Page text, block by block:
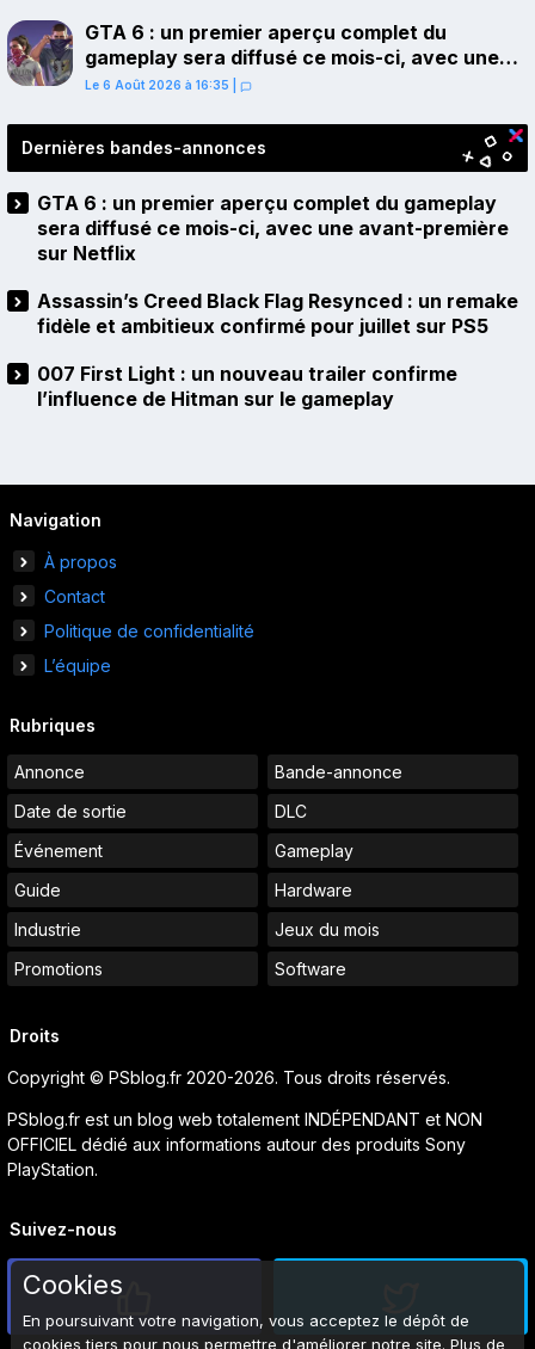
GTA 6 : un premier aperçu complet du
gameplay sera diffusé ce mois-ci, avec une
avant-première sur Netflix
Le 6 Août 2026 à 16:35
Dernières bandes-annonces
GTA 6 : un premier aperçu complet du gameplay
sera diffusé ce mois-ci, avec une avant-première
sur Netflix
Assassin’s Creed Black Flag Resynced : un remake
fidèle et ambitieux confirmé pour juillet sur PS5
007 First Light : un nouveau trailer confirme
l’influence de Hitman sur le gameplay
Navigation
À propos
Contact
Politique de confidentialité
L’équipe
Rubriques
Annonce
Bande-annonce
Date de sortie
DLC
Événement
Gameplay
Guide
Hardware
Industrie
Jeux du mois
Promotions
Software
Droits
Copyright © PSblog.fr 2020-2026. Tous droits réservés.
PSblog.fr est un blog web totalement INDÉPENDANT et NON
OFFICIEL dédié aux informations autour des produits Sony
PlayStation.
Suivez-nous
Cookies
En poursuivant votre navigation, vous acceptez le dépôt de
cookies tiers pour nous permettre d'améliorer notre site. Plus de